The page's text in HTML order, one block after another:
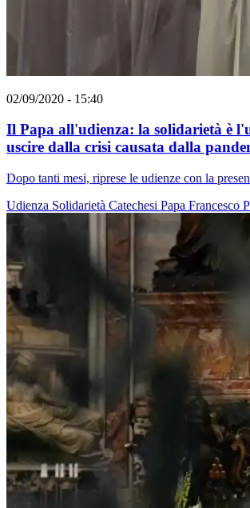
02/09/2020 - 15:40
Il Papa all'udienza: la solidarietà è
uscire dalla crisi causata dalla
Dopo tanti mesi, riprese le udienze con la
Udienza Solidarietà Catechesi Papa Francesco